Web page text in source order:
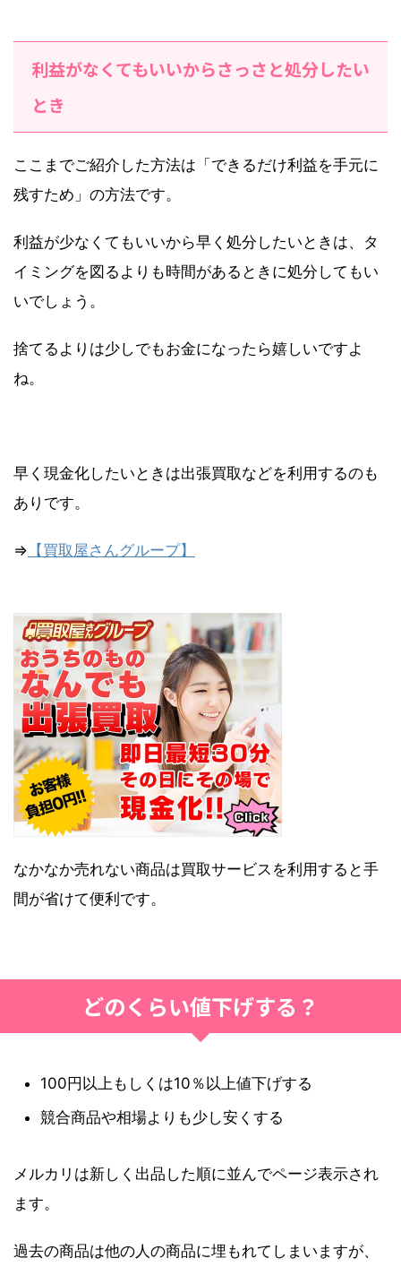
利益がなくてもいいからさっさと処分したい
とき
ここまでご紹介した方法は「できるだけ利益を手元に
残すため」の方法です。
利益が少なくてもいいから早く処分したいときは、タ
イミングを図るよりも時間があるときに処分してもい
いでしょう。
捨てるよりは少しでもお金になったら嬉しいですよ
ね。
早く現金化したいときは出張買取などを利用するのも
ありです。
⇒ 【買取屋さんグループ】
なかなか売れない商品は買取サービスを利用すると手
間が省けて便利です。
どのくらい値下げする？
100円以上もしくは10％以上値下げする
競合商品や相場よりも少し安くする
メルカリは新しく出品した順に並んでページ表示され
ます。
過去の商品は他の人の商品に埋もれてしまいますが、